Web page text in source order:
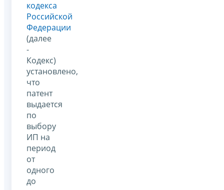
кодекса
Российской
Федерации
(далее
-
Кодекс)
установлено,
что
патент
выдается
по
выбору
ИП на
период
от
одного
до